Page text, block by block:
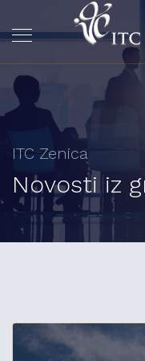
ITC Zenica
Novosti iz